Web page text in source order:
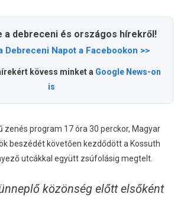
a debreceni és országos hírekről!
Debreceni Napot a Facebookon >>
kövess minket a Google News-on
is
zenés program 17 óra 30 perckor, Magyar
beszédét követően kezdődött a Kossuth
utcákkal együtt zsúfolásig megtelt.
közönség előtt elsőként